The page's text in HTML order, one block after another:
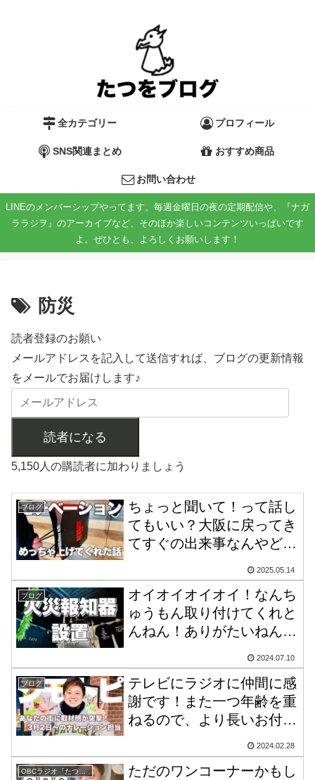
全カテゴリー プロフィール
SNS関連まとめ おすすめ商品
お問い合わせ
LINEのメンバーシップやってます。毎週金曜日の夜の定期配信や、『ナガ
ララジヲ』のアーカイブなど、そのほか楽しいコンテンツいっぱいです
よ。ぜひとも、よろしくお願いします！
防災
読者登録のお願い
メールアドレスを記入して送信すれば、ブログの更新情報
をメールでお届けします♪
読者になる
5,150人の購読者に加わりましょう
ブログ
ちょっと聞いて！って話し
てもいい？大阪に戻ってき
てすぐの出来事なんやど
その勢いで『たつを祭り』
かなんかやりたい気分。
2025.05.14
ブログ
オイオイオイオイ！なんち
ゅうもん取り付けてくれと
んねん！ありがたいねんけ
2024.07.10
ブログ
テレビにラジオに仲間に感
謝です！また一つ年齢を重
ねるので、より長いお付き
2024.02.28
OBCラジオ『たつをの1day グッディ』
ただのワンコーナーかもし